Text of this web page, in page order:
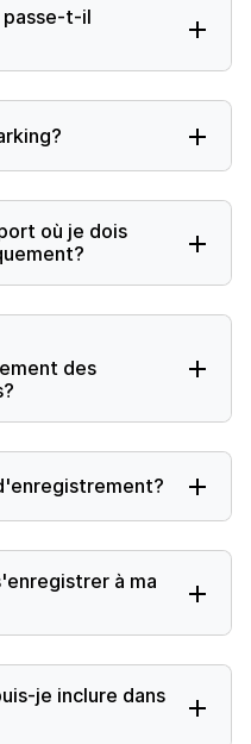
passe-t-il
où je dois
des
à ma
je inclure dans